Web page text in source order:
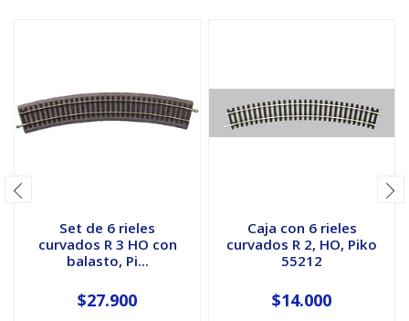
Set de 6 rieles
curvados R 3 HO con
balasto, Pi...
$27.900
Caja con 6 rieles
curvados R 2, HO, Piko
55212
$14.000